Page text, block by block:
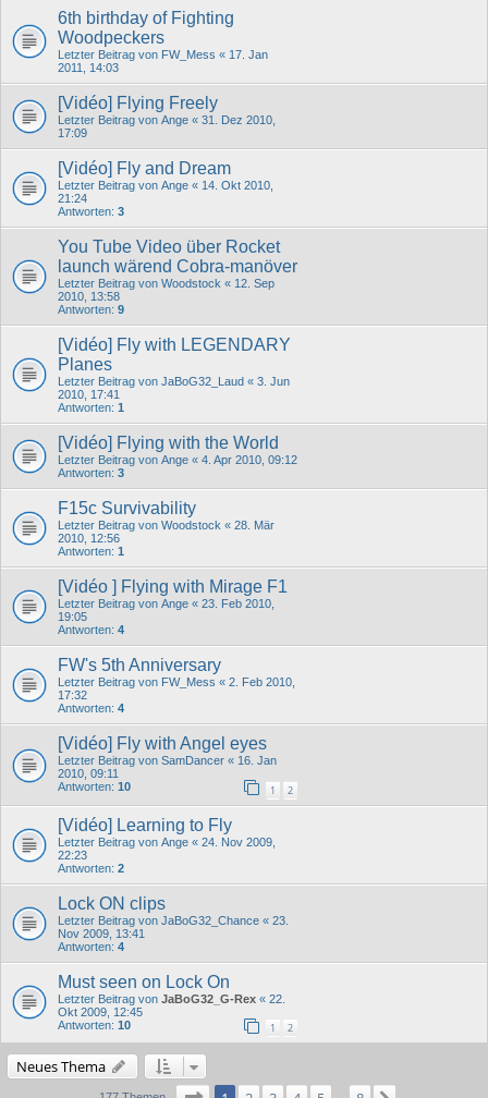
6th birthday of Fighting
Woodpeckers
Letzter Beitrag von FW_Mess « 17. Jan
2011, 14:03
[Vidéo] Flying Freely
Letzter Beitrag von Ange « 31. Dez 2010,
17:09
[Vidéo] Fly and Dream
Letzter Beitrag von Ange « 14. Okt 2010,
21:24
Antworten: 3
You Tube Video über Rocket
launch wärend Cobra-manöver
Letzter Beitrag von Woodstock « 12. Sep
2010, 13:58
Antworten: 9
[Vidéo] Fly with LEGENDARY
Planes
Letzter Beitrag von JaBoG32_Laud « 3. Jun
2010, 17:41
Antworten: 1
[Vidéo] Flying with the World
Letzter Beitrag von Ange « 4. Apr 2010, 09:12
Antworten: 3
F15c Survivability
Letzter Beitrag von Woodstock « 28. Mär
2010, 12:56
Antworten: 1
[Vidéo ] Flying with Mirage F1
Letzter Beitrag von Ange « 23. Feb 2010,
19:05
Antworten: 4
FW's 5th Anniversary
Letzter Beitrag von FW_Mess « 2. Feb 2010,
17:32
Antworten: 4
[Vidéo] Fly with Angel eyes
Letzter Beitrag von SamDancer « 16. Jan
2010, 09:11
Antworten: 10 1 2
[Vidéo] Learning to Fly
Letzter Beitrag von Ange « 24. Nov 2009,
22:23
Antworten: 2
Lock ON clips
Letzter Beitrag von JaBoG32_Chance « 23.
Nov 2009, 13:41
Antworten: 4
Must seen on Lock On
Letzter Beitrag von JaBoG32_G-Rex « 22.
Okt 2009, 12:45
Antworten: 10 1 2
Neues Thema